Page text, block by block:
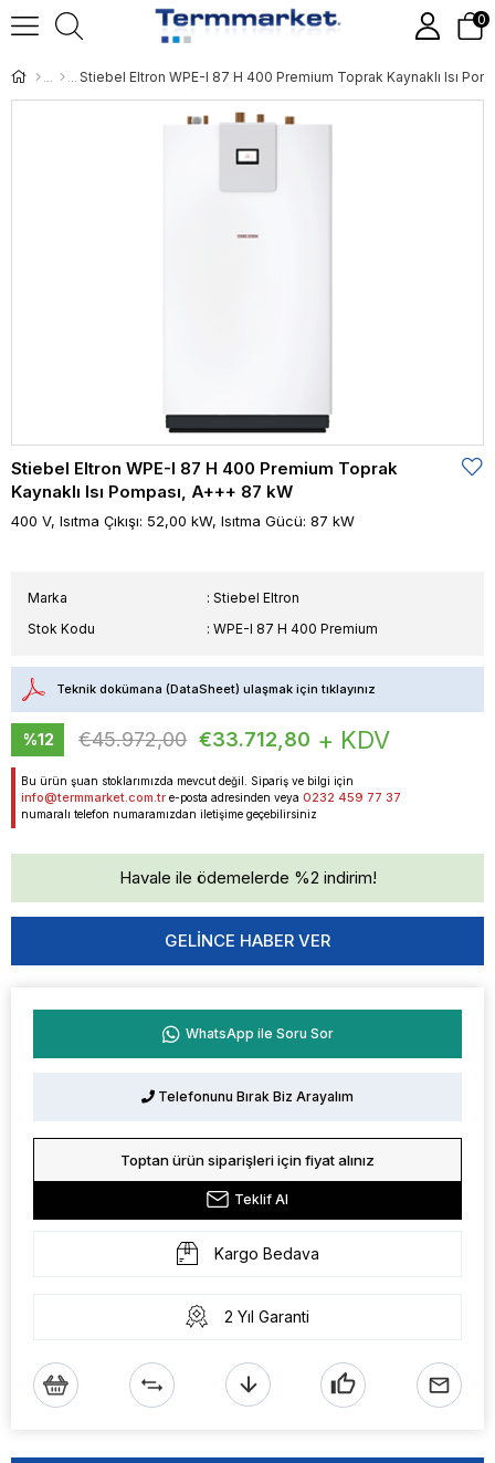
0
Stiebel Eltron WPE-I 87 H 400 Premium Toprak
Kaynaklı Isı Pompası, A+++ 87 kW
400 V, Isıtma Çıkışı: 52,00 kW, Isıtma Gücü: 87 kW
Marka : Stiebel Eltron
Stok Kodu
WPE-I 87 H 400 Premium
Teknik dokümana (DataSheet) ulaşmak için tıklayınız
%12
İndirim
€45.972,00 €33.712,80 + KDV
Bu ürün şuan stoklarımızda mevcut değil. Sipariş ve bilgi için
info@termmarket.com.tr e-posta adresinden veya 0232 459 77 37
numaralı telefon numaramızdan iletişime geçebilirsiniz
Havale ile ödemelerde %2 indirim!
GELINCE HABER VER
WhatsApp ile Soru Sor
Telefonunu Bırak Biz Arayalım
Toptan ürün siparişleri için fiyat alınız
Teklif Al
Kargo Bedava
2 Yıl Garanti